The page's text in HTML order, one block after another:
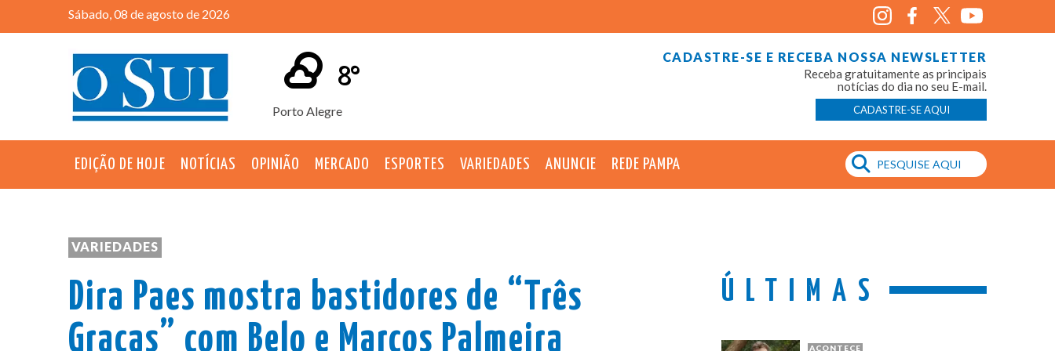
Sábado, 08 de agosto de 2026
Porto Alegre
8°
CADASTRE-SE E RECEBA NOSSA NEWSLETTER
Receba gratuitamente as principais
notícias do dia no seu E-mail.
CADASTRE-SE AQUI
EDIÇÃO DE HOJE NOTÍCIAS OPINIÃO MERCADO ESPORTES VARIEDADES ANUNCIE REDE PAMPA
VARIEDADES
Dira Paes mostra bastidores de “Três
Graças” com Belo e Marcos Palmeira
ÚLTIMAS
ACONTECE